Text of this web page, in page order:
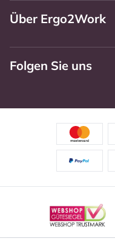
Über Ergo2Work
Folgen Sie uns